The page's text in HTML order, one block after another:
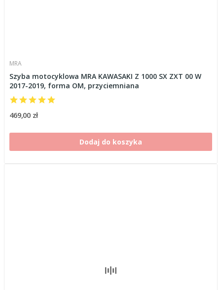
MRA
Szyba motocyklowa MRA KAWASAKI Z 1000 SX ZXT 00 W
2017-2019, forma OM, przyciemniana
469,00 zł
Dodaj do koszyka